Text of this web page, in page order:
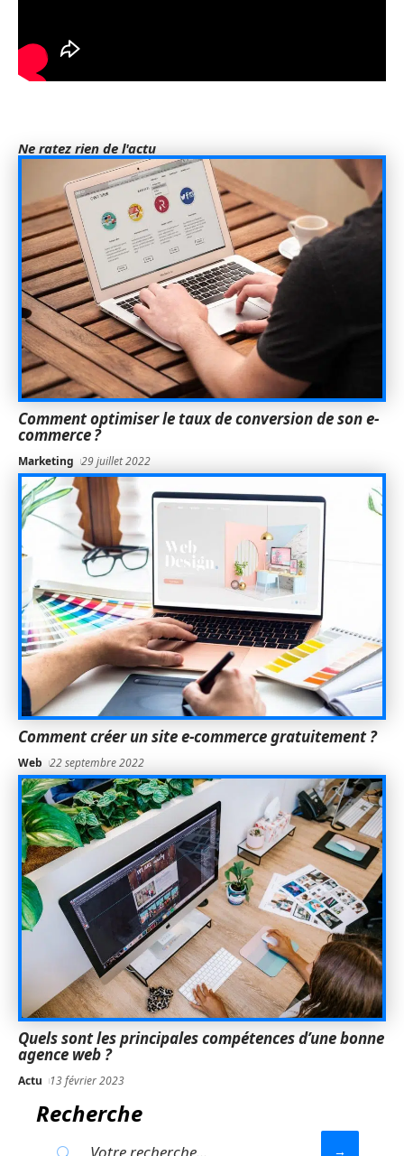
Ne ratez rien de l'actu
Comment optimiser le taux de conversion de son e-
commerce ?
Marketing 29 juillet 2022
Comment créer un site e-commerce gratuitement ?
Web 22 septembre 2022
Quels sont les principales compétences d’une bonne
agence web ?
Actu 13 février 2023
Recherche